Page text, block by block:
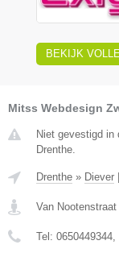
BEKIJK
Mitss Webdesign
Niet gevestigd in
Drenthe.
Drenthe » Diever
Van Nootenstraat
Tel: 0650449344,